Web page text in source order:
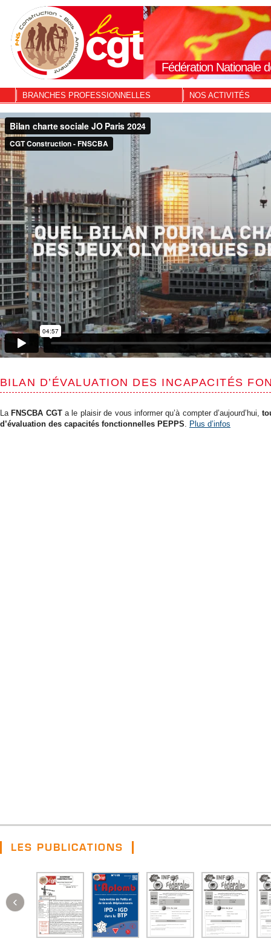
Fédération Nationale
BRANCHES PROFESSIONNELLES NOS ACTIVITÉS
BILAN D’ÉVALUATION DES INCAPACITÉS
La FNSCBA CGTa le plaisir de vous informer qu’à compter d’aujourd’hui,
d’évaluation des capacités fonctionnelles PEPPS. Plus d’infos
LES PUBLICATIONS
‹